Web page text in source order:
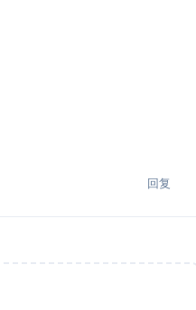
回复